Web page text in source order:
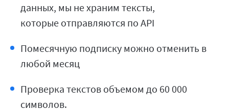
данных, мы не храним тексты,
которые отправляются по API
Помесячную подписку можно отменить в
любой месяц
Проверка текстов объемом до 60 000
символов.